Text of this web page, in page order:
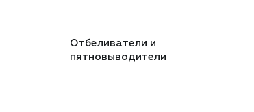
Отбеливатели и
пятновыводители